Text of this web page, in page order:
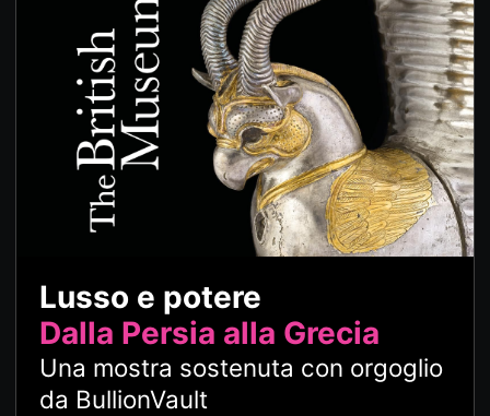
Lusso e potere
Dalla Persia alla Grecia
Una mostra sostenuta con orgoglio
da BullionVault